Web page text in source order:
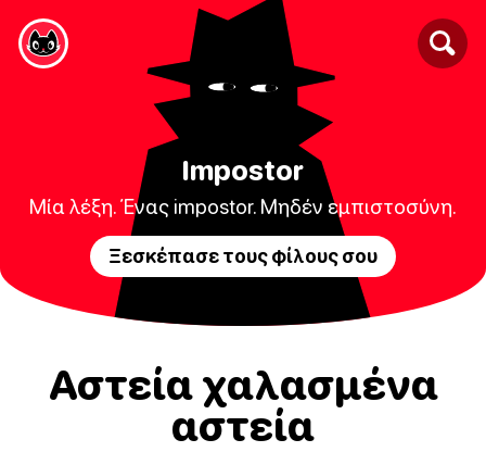
Impostor
Μία λέξη. Ένας impostor. Μηδέν εμπιστοσύνη.
Ξεσκέπασε τους φίλους σου
Αστεία χαλασμένα
αστεία